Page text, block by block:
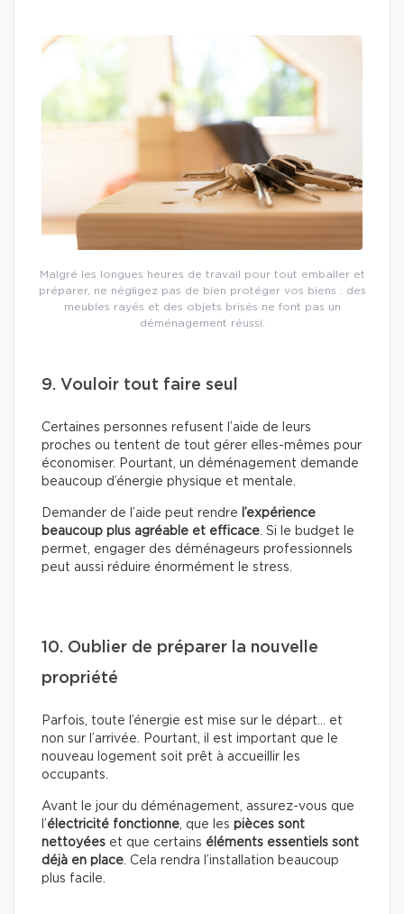
Malgré les longues heures de travail pour tout emballer et
préparer, ne négligez pas de bien protéger vos biens : des
meubles rayés et des objets brisés ne font pas un
déménagement réussi.
9. Vouloir tout faire seul
Certaines personnes refusent l’aide de leurs
proches ou tentent de tout gérer elles-mêmes pour
économiser. Pourtant, un déménagement demande
beaucoup d’énergie physique et mentale.
Demander de l’aide peut rendre l’expérience
beaucoup plus agréable et efficace. Si le budget le
permet, engager des déménageurs professionnels
peut aussi réduire énormément le stress.
10. Oublier de préparer la nouvelle
propriété
Parfois, toute l’énergie est mise sur le départ… et
non sur l’arrivée. Pourtant, il est important que le
nouveau logement soit prêt à accueillir les
occupants.
Avant le jour du déménagement, assurez-vous que
l’électricité fonctionne, que les pièces sont
nettoyées et que certains éléments essentiels sont
déjà en place. Cela rendra l’installation beaucoup
plus facile.